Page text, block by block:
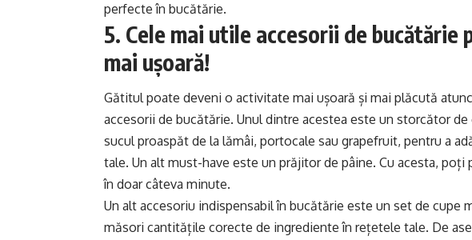
perfecte în bucătărie.
5. Cele mai utile accesorii de bucătărie
mai ușoară!
Gătitul poate deveni o activitate mai ușoară și mai plăcută
accesorii de bucătărie. Unul dintre acestea este un storcător
sucul proaspăt de la lămâi, portocale sau grapefruit, pentru a
tale. Un alt must-have este un prăjitor de pâine. Cu acesta, poți
în doar câteva minute.
Un alt accesoriu indispensabil în bucătărie este un set de cupe
măsori cantitățile corecte de ingrediente în rețetele tale. De